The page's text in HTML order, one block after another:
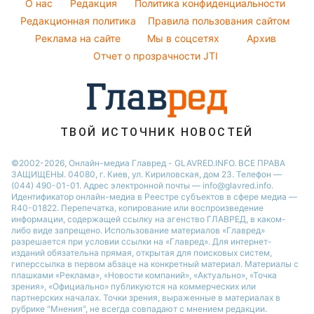
Новости Ровно
Новости Запорожья
Пылевая буря
Комнатные растения
Авто
O нас Редакция
Политика конфиденциальности
Редакционная политика
Правила пользования сайтом
Реклама на сайте
Мы в соцсетях
Архив
Отчет о прозрачности JTI
ТВОЙ ИСТОЧНИК НОВОСТЕЙ
©2002-2026, Онлайн-медиа Главред - GLAVRED.INFO. ВСЕ ПРАВА
ЗАЩИЩЕНЫ. 04080, г. Киев, ул. Кириловская, дом 23. Телефон —
(044) 490-01-01. Адрес электронной почты — info@glavred.info.
Идентификатор онлайн-медиа в Реестре cубъектов в сфере медиа —
R40-01822. Перепечатка, копирование или воспроизведение
информации, содержащей ссылку на агенство ГЛАВРЕД, в каком-
либо виде запрещено. Использование материалов «Главред»
разрешается при условии ссылки на «Главред». Для интернет-
изданий обязательна прямая, открытая для поисковых систем,
гиперссылка в первом абзаце на конкретный материал. Материалы с
плашками «Реклама», «Новости компаний», «Актуально», «Точка
зрения», «Официально» публикуются на коммерческих или
партнерских началах. Точки зрения, выраженные в материалах в
рубрике "Мнения", не всегда совпадают с мнением редакции.